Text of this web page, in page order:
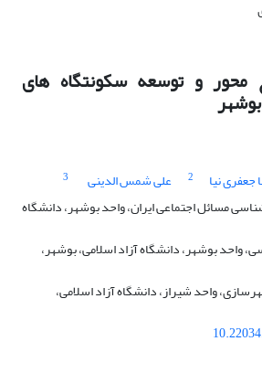
محور و توسعه سکونتگاه های
جعفری نیا 2 علی شمس الدینی
3
مسائل اجتماعی ایران، واحد بوشهر، دانشگاه
واحد بوشهر، دانشگاه آزاد اسلامی، بوشهر،
واحد شیراز، دانشگاه آزاد اسلامی،